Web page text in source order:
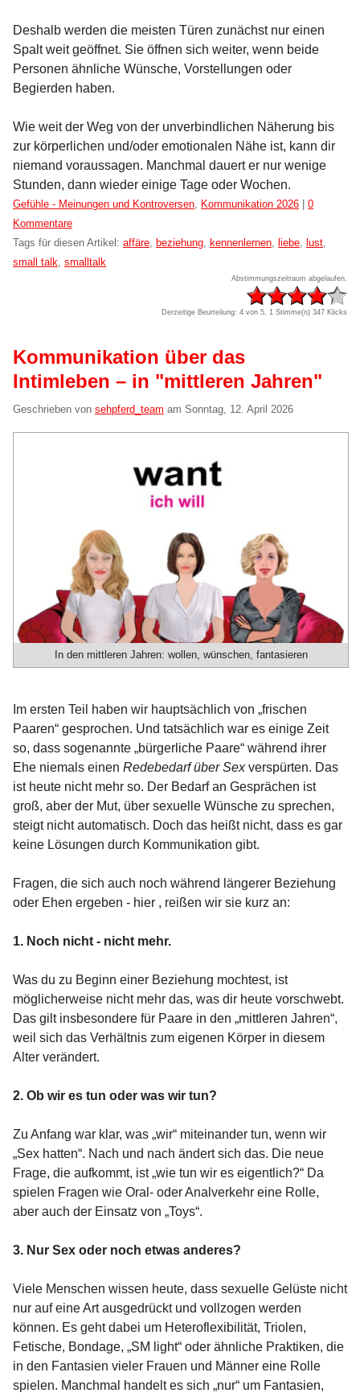
Deshalb werden die meisten Türen zunächst nur einen
Spalt weit geöffnet. Sie öffnen sich weiter, wenn beide
Personen ähnliche Wünsche, Vorstellungen oder
Begierden haben.
Wie weit der Weg von der unverbindlichen Näherung bis
zur körperlichen und/oder emotionalen Nähe ist, kann dir
niemand voraussagen. Manchmal dauert er nur wenige
Stunden, dann wieder einige Tage oder Wochen.
Kategorien:
Gefühle - Meinungen und Kontroversen, Kommunikation 2026
0
Kommentare
Tags für diesen Artikel: affäre, beziehung, kennenlernen, liebe, lust,
small talk, smalltalk
Abstimmungszeitraum abgelaufen.
Derzeitige Beurteilung: 4 von 5, 1 Stimme(n) 347 Klicks
Kommunikation über das
Intimleben – in "mittleren Jahren"
Geschrieben von sehpferd_team am Sonntag, 12. April 2026
In den mittleren Jahren: wollen, wünschen, fantasieren
Im ersten Teil haben wir hauptsächlich von „frischen
Paaren“ gesprochen. Und tatsächlich war es einige Zeit
so, dass sogenannte „bürgerliche Paare“ während ihrer
Ehe niemals einen Redebedarf über Sexverspürten. Das
ist heute nicht mehr so. Der Bedarf an Gesprächen ist
groß, aber der Mut, über sexuelle Wünsche zu sprechen,
steigt nicht automatisch. Doch das heißt nicht, dass es gar
keine Lösungen durch Kommunikation gibt.
Fragen, die sich auch noch während längerer Beziehung
oder Ehen ergeben - hier , reißen wir sie kurz an:
1. Noch nicht - nicht mehr.
Was du zu Beginn einer Beziehung mochtest, ist
möglicherweise nicht mehr das, was dir heute vorschwebt.
Das gilt insbesondere für Paare in den „mittleren Jahren“,
weil sich das Verhältnis zum eigenen Körper in diesem
Alter verändert.
2. Ob wir es tun oder was wir tun?
Zu Anfang war klar, was „wir“ miteinander tun, wenn wir
„Sex hatten“. Nach und nach ändert sich das. Die neue
Frage, die aufkommt, ist „wie tun wir es eigentlich?“ Da
spielen Fragen wie Oral- oder Analverkehr eine Rolle,
aber auch der Einsatz von „Toys“.
3. Nur Sex oder noch etwas anderes?
Viele Menschen wissen heute, dass sexuelle Gelüste nicht
nur auf eine Art ausgedrückt und vollzogen werden
können. Es geht dabei um Heteroflexibilität, Triolen,
Fetische, Bondage, „SM light“ oder ähnliche Praktiken, die
in den Fantasien vieler Frauen und Männer eine Rolle
spielen. Manchmal handelt es sich „nur“ um Fantasien,